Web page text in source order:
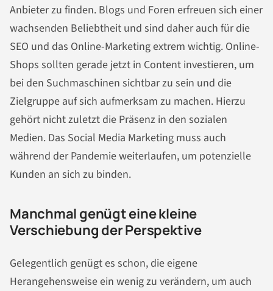
Anbieter zu finden. Blogs und Foren erfreuen sich einer
wachsenden Beliebtheit und sind daher auch für die
SEO und das Online-Marketing extrem wichtig. Online-
Shops sollten gerade jetzt in Content investieren, um
bei den Suchmaschinen sichtbar zu sein und die
Zielgruppe auf sich aufmerksam zu machen. Hierzu
gehört nicht zuletzt die Präsenz in den sozialen
Medien. Das Social Media Marketing muss auch
während der Pandemie weiterlaufen, um potenzielle
Kunden an sich zu binden.
Manchmal genügt eine kleine
Verschiebung der Perspektive
Gelegentlich genügt es schon, die eigene
Herangehensweise ein wenig zu verändern, um auch